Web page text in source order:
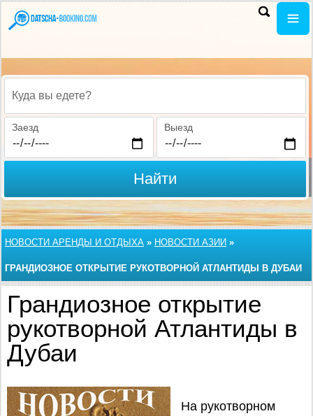
Куда вы едете?
Заезд Выезд
Найти
НОВОСТИ АРЕНДЫ И ОТДЫХА » НОВОСТИ АЗИИ »
ГРАНДИОЗНОЕ ОТКРЫТИЕ РУКОТВОРНОЙ АТЛАНТИДЫ В ДУБАИ
Грандиозное открытие
рукотворной Атлантиды в
Дубаи
На рукотворном